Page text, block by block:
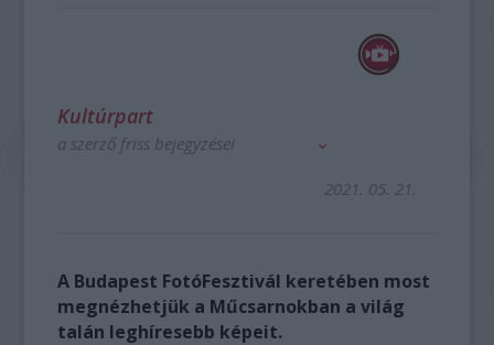
Kultúrpart
a szerző friss bejegyzései
2021. 05. 21.
A Budapest FotóFesztivál keretében most
megnézhetjük a Műcsarnokban a világ
talán leghíresebb képeit.